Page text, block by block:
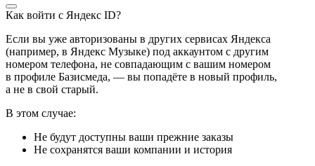
Как войти с Яндекс ID?
Если вы уже авторизованы в других сервисах Яндекса
(например, в Яндекс Музыке) под аккаунтом с другим
номером телефона, не совпадающим с вашим номером
в профиле Базисмеда, — вы попадёте в новый профиль,
а не в свой старый.
В этом случае:
Не будут доступны ваши прежние заказы
Не сохранятся ваши компании и история